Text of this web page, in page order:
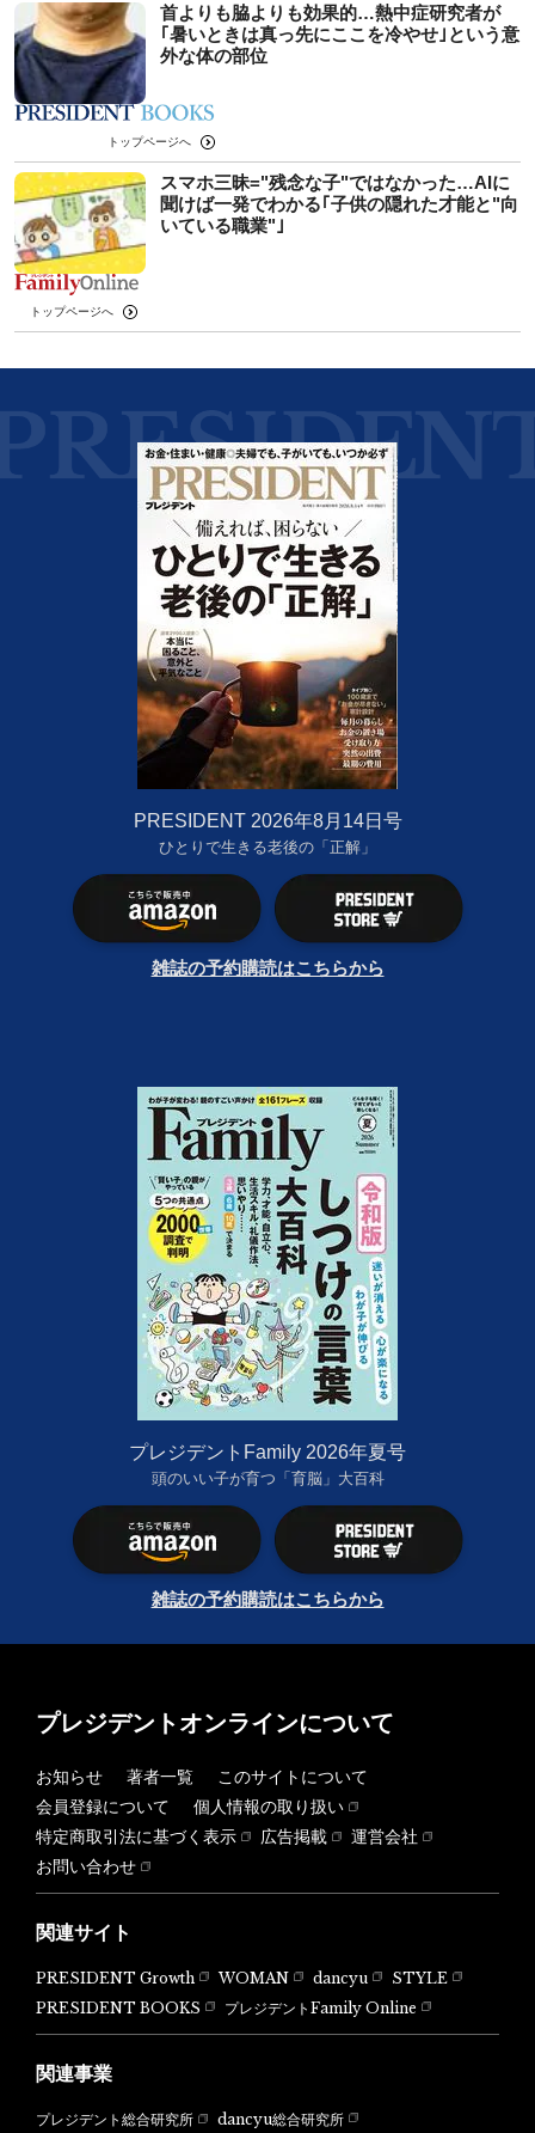
首よりも脇よりも効果的…熱中症研究者が
｢暑いときは真っ先にここを冷やせ｣という意
外な体の部位
トップページへ
スマホ三昧="残念な子"ではなかった…AIに
聞けば一発でわかる｢子供の隠れた才能と"向
いている職業"｣
トップページへ
PRESIDENT 2026年8月14日号
ひとりで生きる老後の「正解」
雑誌の予約購読はこちらから
プレジデントFamily 2026年夏号
頭のいい子が育つ「育脳」大百科
雑誌の予約購読はこちらから
プレジデントオンラインについて
お知らせ 著者一覧
このサイトについて
会員登録について
個人情報の取り扱い
特定商取引法に基づく表示
広告掲載
運営会社
お問い合わせ
関連サイト
PRESIDENT Growth WOMAN dancyu
STYLE
PRESIDENT BOOKS
プレジデントFamily Online
関連事業
プレジデント総合研究所 dancyu総合研究所